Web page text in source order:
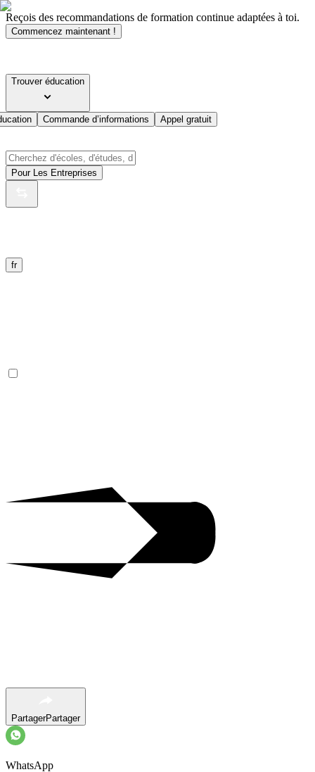
Reçois des recommandations de formation continue adaptées à toi.
Commencez maintenant !
Trouver éducation
Commande d’informations Appel gratuit
Pour Les Entreprises
fr
PartagerPartager
WhatsApp